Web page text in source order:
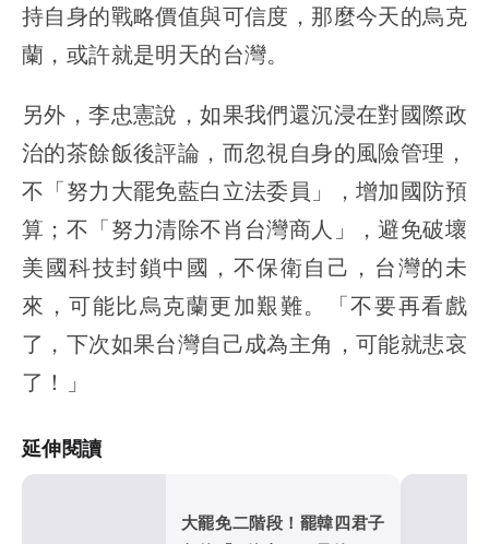
持自身的戰略價值與可信度，那麼今天的烏克
蘭，或許就是明天的台灣。
另外，李忠憲說，如果我們還沉浸在對國際政
治的茶餘飯後評論，而忽視自身的風險管理，
不「努力大罷免藍白立法委員」，增加國防預
算；不「努力清除不肖台灣商人」，避免破壞
美國科技封鎖中國，不保衛自己，台灣的未
來，可能比烏克蘭更加艱難。「不要再看戲
了，下次如果台灣自己成為主角，可能就悲哀
了！」
延伸閱讀
大罷免二階段！罷韓四君子